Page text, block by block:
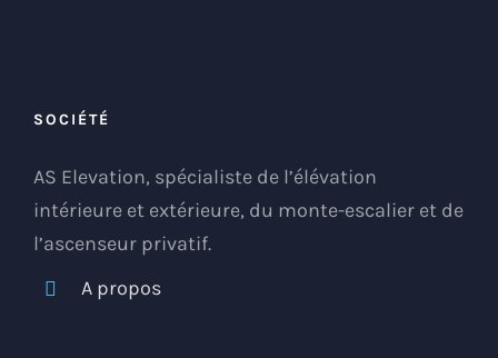
SOCIÉTÉ
AS Elevation, spécialiste de l’élévation
intérieure et extérieure, du monte-escalier et de
l’ascenseur privatif.
A propos